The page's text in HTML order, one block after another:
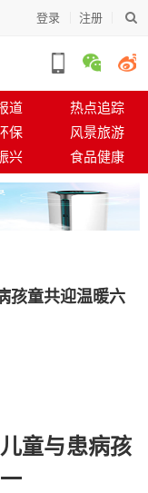
登录 注册
道
热点追踪
保
风景旅游
兴 食品健康
孩童共迎温暖六
童与患病孩